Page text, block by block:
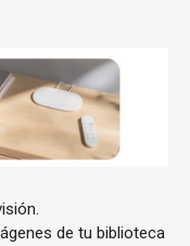
de tu biblioteca